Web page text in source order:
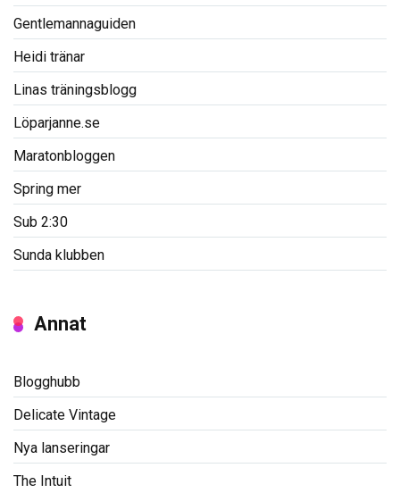
Gentlemannaguiden
Heidi tränar
Linas träningsblogg
Löparjanne.se
Maratonbloggen
Spring mer
Sub 2:30
Sunda klubben
Annat
Blogghubb
Delicate Vintage
Nya lanseringar
The Intuit